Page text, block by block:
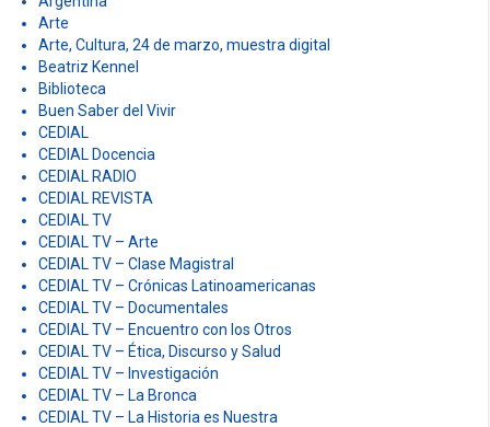
Arte
Arte, Cultura, 24 de marzo, muestra digital
Beatriz Kennel
Biblioteca
Buen Saber del Vivir
CEDIAL
CEDIAL Docencia
CEDIAL RADIO
CEDIAL REVISTA
CEDIAL TV
CEDIAL TV – Arte
CEDIAL TV – Clase Magistral
CEDIAL TV – Crónicas Latinoamericanas
CEDIAL TV – Documentales
CEDIAL TV – Encuentro con los Otros
CEDIAL TV – Ética, Discurso y Salud
CEDIAL TV – Investigación
CEDIAL TV – La Bronca
CEDIAL TV – La Historia es Nuestra